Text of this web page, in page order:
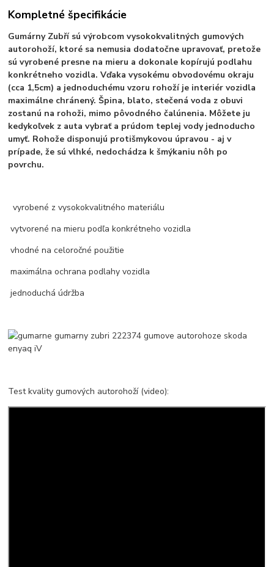
Kompletné špecifikácie
Gumárny Zubří sú výrobcom vysokokvalitných gumových
autorohoží, ktoré sa nemusia dodatočne upravovať, pretože
sú vyrobené presne na mieru a dokonale kopírujú podlahu
konkrétneho vozidla. Vďaka vysokému obvodovému okraju
(cca 1,5cm) a jednoduchému vzoru rohoží je interiér vozidla
maximálne chránený. Špina, blato, stečená voda z obuvi
zostanú na rohoži, mimo pôvodného čalúnenia. Môžete ju
kedykoľvek z auta vybrať a prúdom teplej vody jednoducho
umyť. Rohože disponujú protišmykovou úpravou - aj v
prípade, že sú vlhké, nedochádza k šmýkaniu nôh po
povrchu.
vyrobené z vysokokvalitného materiálu
vytvorené na mieru podľa konkrétneho vozidla
vhodné na celoročné použitie
maximálna ochrana podlahy vozidla
jednoduchá údržba
Test kvality gumových autorohoží (video):